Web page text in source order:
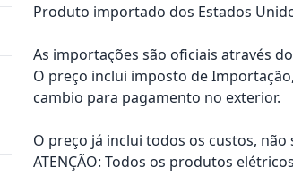
Produto importado dos Estados
As importações são oficiais através
O preço inclui imposto de
cambio para pagamento no exterior.
O preço já inclui todos os custos,
ATENÇÃO: Todos os produtos